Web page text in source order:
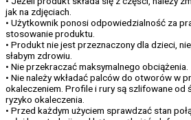
jak na zdjęciach.
• Użytkownik ponosi odpowiedzialność za
stosowanie produktu.
• Produkt nie jest przeznaczony dla dzieci,
słabym zdrowiu.
• Nie przekraczać maksymalnego obciążenia.
• Nie należy wkładać palców do otworów w
okaleczeniem. Profile i rury są szlifowane od
ryzyko okaleczenia.
• Przed każdym użyciem sprawdzać stan